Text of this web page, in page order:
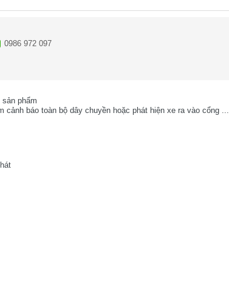
0986 972 097
phẩm
báo toàn bộ dây chuyền hoặc phát hiện xe ra vào cổng ...